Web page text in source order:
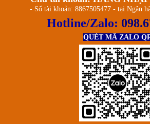
- Số tài khoản: 8867505477 - tại Ngân
Hotline/Zalo:
QUÉT MÃ ZALO